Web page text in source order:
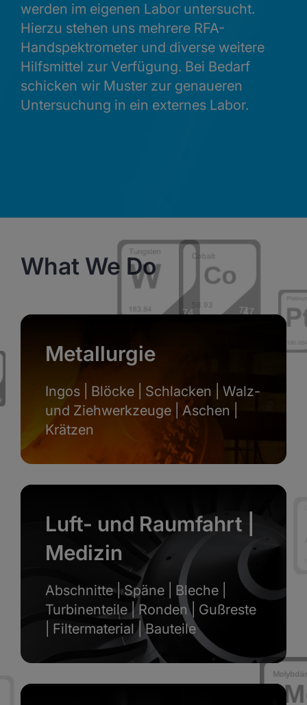
werden im eigenen Labor untersucht.
Hierzu stehen uns mehrere RFA-
Handspektrometer und diverse weitere
Hilfsmittel zur Verfügung. Bei Bedarf
schicken wir Muster zur genaueren
Untersuchung in ein externes Labor.
What We Do
Metallurgie
Ingos | Blöcke | Schlacken | Walz-
und Ziehwerkzeuge | Aschen |
Krätzen
Luft- und Raumfahrt |
Medizin
Abschnitte | Späne | Bleche |
Turbinenteile | Ronden | Gußreste
| Filtermaterial | Bauteile